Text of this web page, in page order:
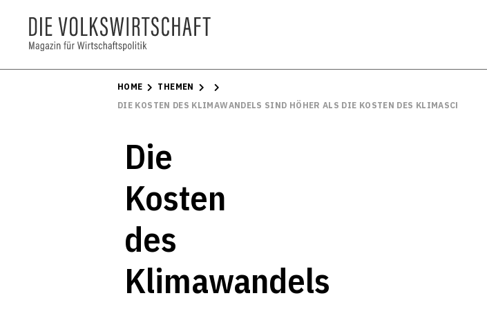
HOME
THEMEN
DIE KOSTEN DES KLIMAWANDELS SIND HÖHER ALS DIE KOSTEN DES KLIMASCHUTZES
Die
Kosten
des
Klimawandels